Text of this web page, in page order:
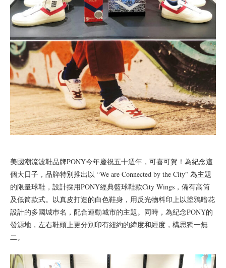
美國潮流波鞋品牌PONY今年慶祝五十週年，可喜可賀！為紀念這
個大日子，品牌特別推出以 “We are Connected by the City” 為主題
的限量球鞋，設計採用PONY經典籃球鞋款City Wings，備有高筒
及低筒款式。以真皮打造的白色鞋身，用反光物料印上以塗鴉暗花
設計的多國城巿名，配合連動城市的主題。同時，為紀念PONY的
發源地，左右鞋頭上更分別印有紐約的緯度和經度，構思獨一無
二。